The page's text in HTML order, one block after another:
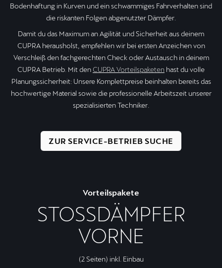
Bodenhaftung in Kurven und ein schwammiges Fahrverhalten sind
die riskanten Folgen abgenutzter Dämpfer.
Damit du das Maximum an Agilität und Sicherheit aus deinem
CUPRA herausholst, empfehlen wir bei ersten Anzeichen von
Verschleiß den fachgerechten Check oder Austausch in deinem
CUPRA Betrieb. Mit den CUPRA Vorteilspaketen hast du volle
Planungssicherheit: Unsere Komplettpreise beinhalten bereits das
hochwertige Material sowie die professionelle Arbeitszeit unserer
spezialisierten Techniker.
ZUR SERVICE-BETRIEB SUCHE
Vorteilspakete
STOSSDÄMPFER
VORNE
(2 Seiten) inkl. Einbau